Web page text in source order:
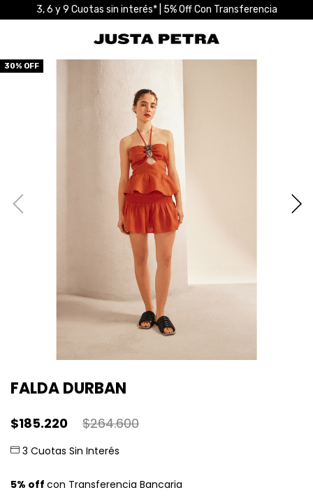
3, 6 y 9 Cuotas sin interés* | 5% Off Con Transferencia
30% OFF
FALDA DURBAN
$185.220 $264.600